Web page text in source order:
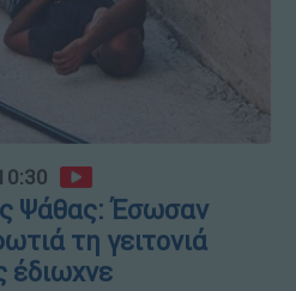
Ψάθας: Έσωσαν
τη γειτονιά
έδιωχνε